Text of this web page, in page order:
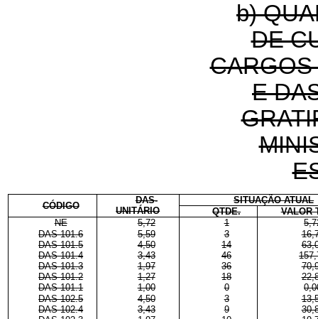
b)
DE
E
CÓDIGO
DAS-
UNITÁRIO
SITUAÇÃO ATUAL
QTDE.
VALOR
NE
5,72 1
DAS 101.6
5,59 3
DAS 101.5
4,50 14
DAS 101.4
3,43 46
DAS 101.3
1,97 36
DAS 101.2
1,27 18
DAS 101.1
1,00 0
DAS 102.5
4,50 3
DAS 102.4
3,43 9